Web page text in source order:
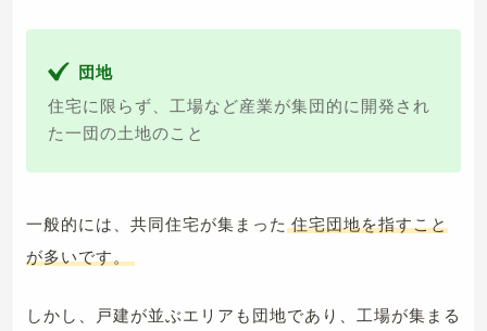
団地
住宅に限らず、工場など産業が集団的に開発され
た一団の土地のこと
一般的には、共同住宅が集まった 住宅団地を指すこと
が多いです。
しかし、戸建が並ぶエリアも団地であり、工場が集まる